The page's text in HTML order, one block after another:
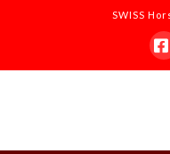
SWISS